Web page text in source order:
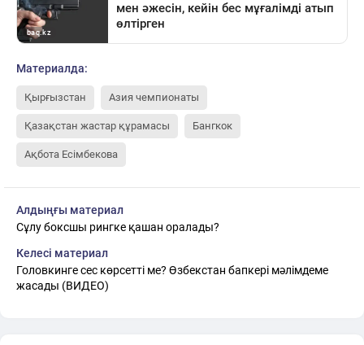
Материалда:
Қырғызстан Азия чемпионаты
Қазақстан жастар құрамасы Бангкок
Ақбота Есімбекова
Алдыңғы материал
Сұлу боксшы рингке қашан оралады?
Келесі материал
Головкинге сес көрсетті ме? Өзбекстан бапкері мәлімдеме
жасады (ВИДЕО)